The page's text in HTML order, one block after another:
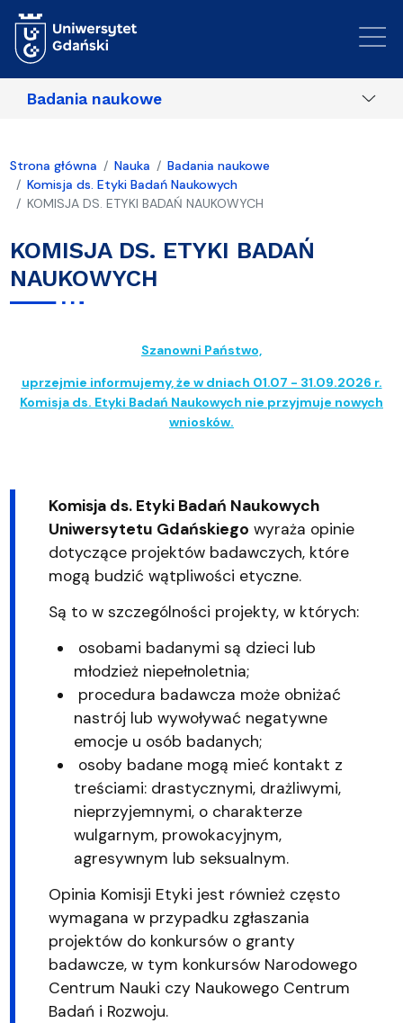
Badania naukowe
Strona główna Nauka
Badania naukowe
Komisja ds. Etyki Badań Naukowych
KOMISJA DS. ETYKI BADAŃ NAUKOWYCH
KOMISJA DS. ETYKI BADAŃ
NAUKOWYCH
Szanowni Państwo,
uprzejmie informujemy, że w dniach 01.07 - 31.09.2026 r.
Komisja ds. Etyki Badań Naukowych nie przyjmuje nowych
wniosków.
Komisja ds. Etyki Badań Naukowych
Uniwersytetu Gdańskiego wyraża opinie
dotyczące projektów badawczych, które
mogą budzić wątpliwości etyczne.
Są to w szczególności projekty, w których:
osobami badanymi są dzieci lub
młodzież niepełnoletnia;
procedura badawcza może obniżać
nastrój lub wywoływać negatywne
emocje u osób badanych;
osoby badane mogą mieć kontakt z
treściami: drastycznymi, drażliwymi,
nieprzyjemnymi, o charakterze
wulgarnym, prowokacyjnym,
agresywnym lub seksualnym.
Opinia Komisji Etyki jest również często
wymagana w przypadku zgłaszania
projektów do konkursów o granty
badawcze, w tym konkursów Narodowego
Centrum Nauki czy Naukowego Centrum
Badań i Rozwoju.